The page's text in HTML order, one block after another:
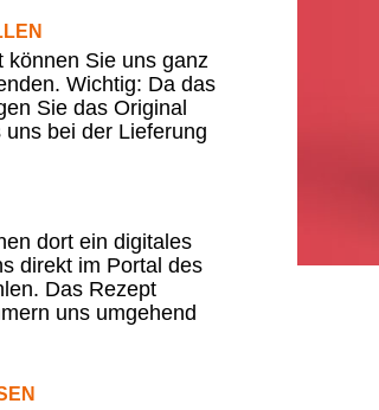
können Sie uns ganz
Wichtig: Da das
Sie das Original
bei der Lieferung
dort ein digitales
direkt im Portal des
Das Rezept
uns umgehend